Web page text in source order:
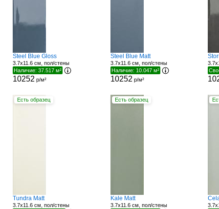
Steel Blue Gloss
3.7x11.6 см, пол/стены
Наличие: 37.517 м²
10252 р/м²
Steel Blue Matt
3.7x11.6 см, пол/стены
Наличие: 10.047 м²
10252 р/м²
Есть образец
Tundra Matt
3.7x11.6 см, пол/стены
Есть образец
Kale Matt
3.7x11.6 см, пол/стены